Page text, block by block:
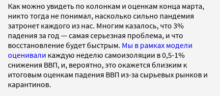
Как можно увидеть по колонкам и оценкам конца марта,
никто тогда не понимал, насколько сильно пандемия
затронет каждого из нас. Многим казалось, что 3%
падения за год — самая серьезная проблема, и что
восстановление будет быстрым. Мы в рамках модели
оценивали каждую неделю самоизоляции в 0,5-1%
снижения ВВП, и, вероятно, это окажется близким к
итоговым оценкам падения ВВП из-за сырьевых рынков и
карантинов.